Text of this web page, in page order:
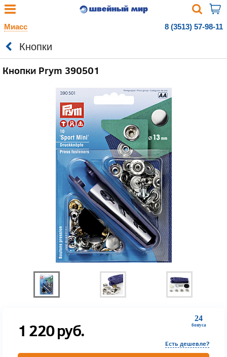
Миасс 8 (3513) 57-98-11
Кнопки
Кнопки Prym 390501
24
бонуса
1 220руб.
Есть дешевле?